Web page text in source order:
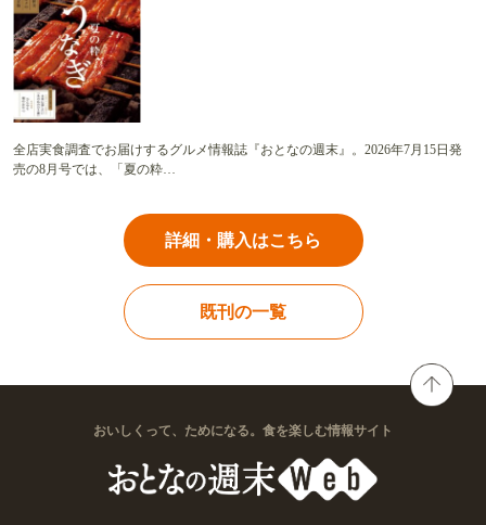
全店実食調査でお届けするグルメ情報誌『おとなの週末』。2026年7月15日発
売の8月号では、「夏の粋…
詳細・購入はこちら
既刊の一覧
おいしくって、ためになる。食を楽しむ情報サイト